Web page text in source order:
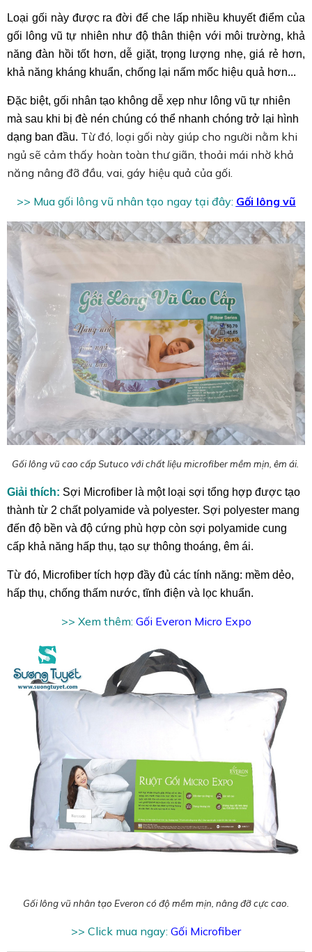
Loại gối này được ra đời để che lấp nhiều khuyết điểm của
gối lông vũ tự nhiên như độ thân thiện với môi trường, khả
năng đàn hồi tốt hơn, dễ giặt, trọng lượng nhẹ, giá rẻ hơn,
khả năng kháng khuẩn, chống lại nấm mốc hiệu quả hơn...
Đặc biệt, gối nhân tạo không dễ xẹp như lông vũ tự nhiên
mà sau khi bị đè nén chúng có thể nhanh chóng trở lại hình
dạng ban đầu. Từ đó, loại gối này giúp cho người nằm khi
ngủ sẽ cảm thấy hoàn toàn thư giãn, thoải mái nhờ khả
năng nâng đỡ đầu, vai, gáy hiệu quả của gối.
>> Mua gối lông vũ nhân tạo ngay tại đây: Gối lông vũ
Gối lông vũ cao cấp Sutuco với chất liệu microfiber mềm mịn, êm ái.
Giải thích: Sợi Microfiber là một loại sợi tổng hợp được tạo
thành từ 2 chất polyamide và polyester. Sợi polyester mang
đến độ bền và độ cứng phù hợp còn sợi polyamide cung
cấp khả năng hấp thụ, tạo sự thông thoáng, êm ái.
Từ đó, Microfiber tích hợp đầy đủ các tính năng: mềm dẻo,
hấp thụ, chống thấm nước, tĩnh điện và lọc khuẩn.
>> Xem thêm: Gối Everon Micro Expo
Gối lông vũ nhân tạo Everon có độ mềm mịn, nâng đỡ cực cao.
>> Click mua ngay: Gối Microfiber